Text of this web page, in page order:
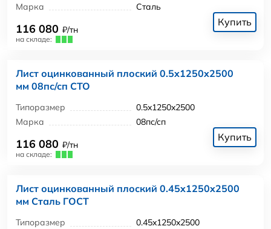
Марка
Сталь
116 080 ₽/тн
на складе:
Купить
Лист оцинкованный плоский 0.5x1250x2500
мм 08пс/сп СТО
Типоразмер
0.5x1250x2500
Марка
08пс/сп
116 080 ₽/тн
на складе:
Купить
Лист оцинкованный плоский 0.45x1250x2500
мм Сталь ГОСТ
Типоразмер
0.45x1250x2500